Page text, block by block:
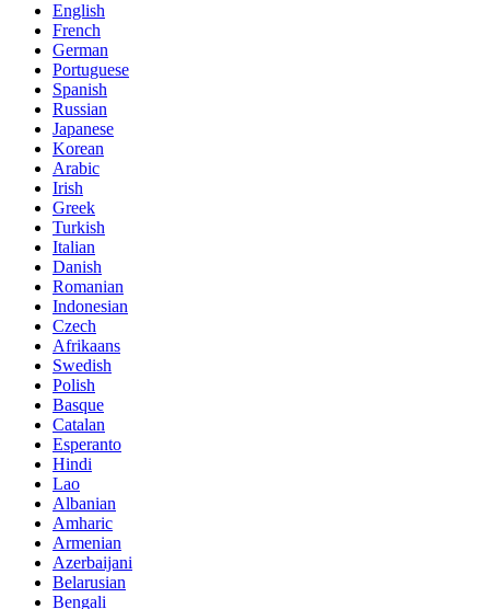
English
French
German
Portuguese
Spanish
Russian
Japanese
Korean
Arabic
Irish
Greek
Turkish
Italian
Danish
Romanian
Indonesian
Czech
Afrikaans
Swedish
Polish
Basque
Catalan
Esperanto
Hindi
Lao
Albanian
Amharic
Armenian
Azerbaijani
Belarusian
Bengali